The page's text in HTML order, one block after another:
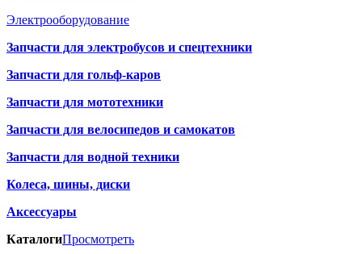
Электрооборудование
Запчасти для электробусов и спецтехники
Запчасти для гольф-каров
Запчасти для мототехники
Запчасти для велосипедов и самокатов
Запчасти для водной техники
Колеса, шины, диски
Аксессуары
КаталогиПросмотреть